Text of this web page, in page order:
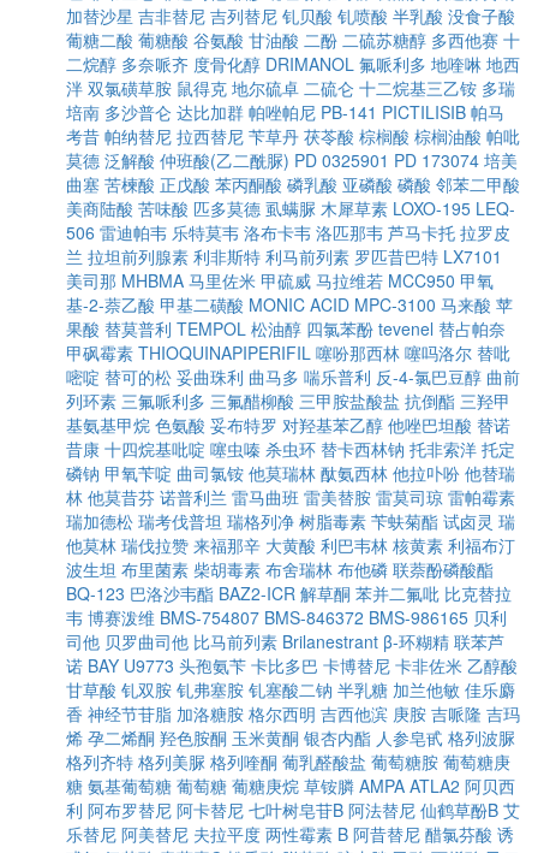
加替沙星 吉非替尼 吉列替尼 钆贝酸 钆喷酸 半乳酸 没食子酸
葡糖二酸 葡糖酸 谷氨酸 甘油酸 二酚 二硫苏糖醇 多西他赛 十
二烷醇 多奈哌齐 度骨化醇 DRIMANOL 氟哌利多 地喹啉 地西
泮 双氯磺草胺 鼠得克 地尔硫卓 二硫仑 十二烷基三乙铵 多瑞
培南 多沙普仑 达比加群 帕唑帕尼 PB-141 PICTILISIB 帕马
考昔 帕纳替尼 拉西替尼 苄草丹 茯苓酸 棕榈酸 棕榈油酸 帕吡
莫德 泛解酸 仲班酸(乙二酰脲) PD 0325901 PD 173074 培美
曲塞 苦楝酸 正戊酸 苯丙酮酸 磷乳酸 亚磷酸 磷酸 邻苯二甲酸
美商陆酸 苦味酸 匹多莫德 虱螨脲 木犀草素 LOXO-195 LEQ-
506 雷迪帕韦 乐特莫韦 洛布卡韦 洛匹那韦 芦马卡托 拉罗皮
兰 拉坦前列腺素 利非斯特 利马前列素 罗匹昔巴特 LX7101
美司那 MHBMA 马里佐米 甲硫威 马拉维若 MCC950 甲氧
基-2-萘乙酸 甲基二磺酸 MONIC ACID MPC-3100 马来酸 苹
果酸 替莫普利 TEMPOL 松油醇 四氯苯酚 tevenel 替占帕奈
甲砜霉素 THIOQUINAPIPERIFIL 噻吩那西林 噻吗洛尔 替吡
嘧啶 替可的松 妥曲珠利 曲马多 喘乐普利 反-4-氯巴豆醇 曲前
列环素 三氟哌利多 三氟醋柳酸 三甲胺盐酸盐 抗倒酯 三羟甲
基氨基甲烷 色氨酸 妥布特罗 对羟基苯乙醇 他唑巴坦酸 替诺
昔康 十四烷基吡啶 噻虫嗪 杀虫环 替卡西林钠 托非索洋 托定
磷钠 甲氧苄啶 曲司氯铵 他莫瑞林 酞氨西林 他拉卟吩 他替瑞
林 他莫昔芬 诺普利兰 雷马曲班 雷美替胺 雷莫司琼 雷帕霉素
瑞加德松 瑞考伐普坦 瑞格列净 树脂毒素 苄蚨菊酯 试卤灵 瑞
他莫林 瑞伐拉赞 来福那辛 大黄酸 利巴韦林 核黄素 利福布汀
波生坦 布里菌素 柴胡毒素 布舍瑞林 布他磷 联萘酚磷酸酯
BQ-123 巴洛沙韦酯 BAZ2-ICR 解草酮 苯并二氟吡 比克替拉
韦 博赛泼维 BMS-754807 BMS-846372 BMS-986165 贝利
司他 贝罗曲司他 比马前列素 Brilanestrant β-环糊精 联苯芦
诺 BAY U9773 头孢氨苄 卡比多巴 卡博替尼 卡非佐米 乙醇酸
甘草酸 钆双胺 钆弗塞胺 钆塞酸二钠 半乳糖 加兰他敏 佳乐麝
香 神经节苷脂 加洛糖胺 格尔西明 吉西他滨 庚胺 吉哌隆 吉玛
烯 孕二烯酮 羟色胺酮 玉米黄酮 银杏内酯 人参皂甙 格列波脲
格列齐特 格列美脲 格列喹酮 葡乳醛酸盐 葡萄糖胺 葡萄糖庚
糖 氨基葡萄糖 葡萄糖 葡糖庚烷 草铵膦 AMPA ATLA2 阿贝西
利 阿布罗替尼 阿卡替尼 七叶树皂苷B 阿法替尼 仙鹤草酚B 艾
乐替尼 阿美替尼 夫拉平度 两性霉素 B 阿昔替尼 醋氯芬酸 诱